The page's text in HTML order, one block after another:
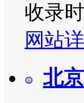
收录
网站
北